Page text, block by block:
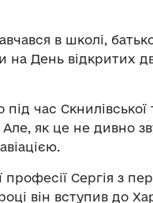
в школі,
на День відкритих
час Скнилівської
Але, як це не дивно
Сергія з
він вступив до